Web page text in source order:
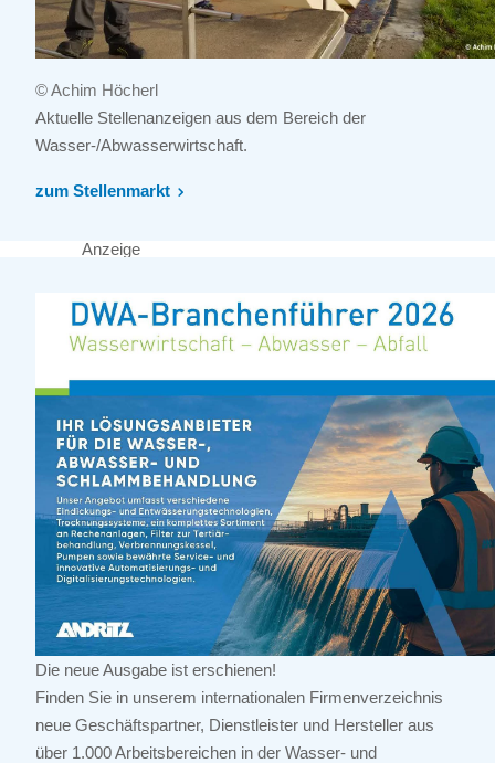
© Achim Höcherl
Aktuelle Stellenanzeigen aus dem Bereich der
Wasser-/Abwasserwirtschaft.
zum Stellenmarkt
Anzeige
Die neue Ausgabe ist erschienen!
Finden Sie in unserem internationalen Firmenverzeichnis
neue Geschäftspartner, Dienstleister und Hersteller aus
über 1.000 Arbeitsbereichen in der Wasser- und